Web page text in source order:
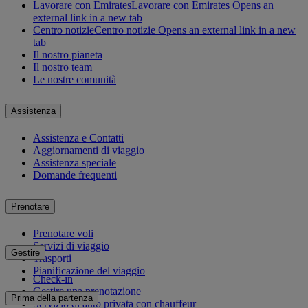
Lavorare con EmiratesLavorare con Emirates Opens an
external link in a new tab
Centro notizieCentro notizie Opens an external link in a new
tab
Il nostro pianeta
Il nostro team
Le nostre comunità
Assistenza
Assistenza e Contatti
Aggiornamenti di viaggio
Assistenza speciale
Domande frequenti
Prenotare
Prenotare voli
Servizi di viaggio
Trasporti
Pianificazione del viaggio
Gestire
Check-in
Gestire una prenotazione
Servizio di auto privata con chauffeur
Prima della partenza